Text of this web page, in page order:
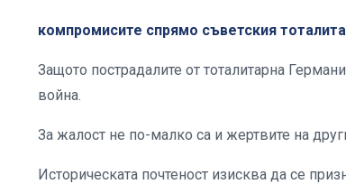
компромисите спрямо съветския
Защото пострадалите от тоталитарна
война.
За жалост не по-малко са и жертвите на
Историческата почтеност изисква да се